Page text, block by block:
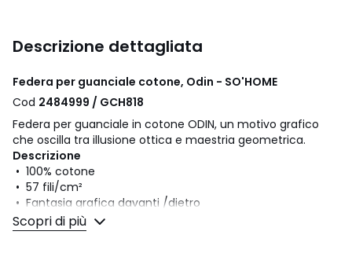
Descrizione dettagliata
Federa per guanciale cotone, Odin - SO'HOME
Cod 2484999 / GCH818
Federa per guanciale in cotone ODIN, un motivo grafico
che oscilla tra illusione ottica e maestria geometrica.
Descrizione
• 100% cotone
• 57 fili/cm²
• Fantasia grafica davanti /dietro
• Federa venduta singolarmente
Scopri di più